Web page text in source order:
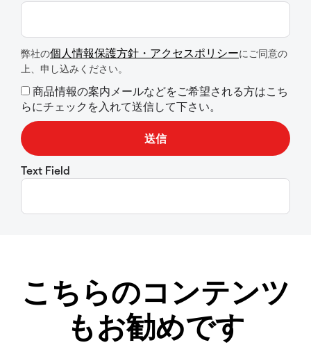
弊社の個人情報保護方針・アクセスポリシーにご同意の
上、申し込みください。
商品情報の案内メールなどをご希望される方はこち
らにチェックを入れて送信して下さい。
Text Field
こちらのコンテンツ
もお勧めです